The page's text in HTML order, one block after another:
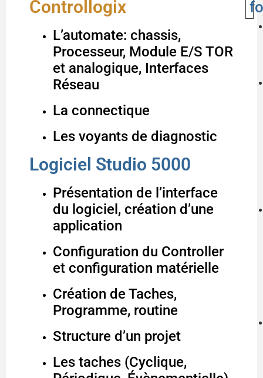
Controllogix
L’automate: chassis,
Processeur, Module E/S TOR
et analogique, Interfaces
Réseau
La connectique
Les voyants de diagnostic
Logiciel Studio 5000
Présentation de l’interface
du logiciel, création d’une
application
Configuration du Controller
et configuration matérielle
Création de Taches,
Programme, routine
Structure d’un projet
Les taches (Cyclique,